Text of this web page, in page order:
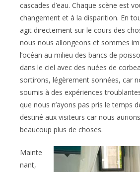
cascades d’eau. Chaque scène est
changement et à la disparition. En
agit directement sur le cours des
nous nous allongeons et sommes
l’océan au milieu des bancs de
dans le ciel avec des nuées de
sortirons, légèrement sonnées, car
soumis à des expériences
que nous n’ayons pas pris le temps
destiné aux visiteurs car nous
beaucoup plus de choses.
Mainte
nant,